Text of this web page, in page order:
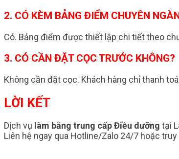
2. CÓ KÈM BẢNG ĐIỂM CHUYÊN
Có. Bảng điểm được thiết lập chi tiết theo
3. CÓ CẦN ĐẶT CỌC TRƯỚC KHÔNG?
Không cần đặt cọc. Khách hàng chỉ thanh
LỜI KẾT
Dịch vụ làm bằng trung cấp Điều dưỡng tại
Liên hệ ngay qua Hotline/Zalo 24/7 hoặc truy